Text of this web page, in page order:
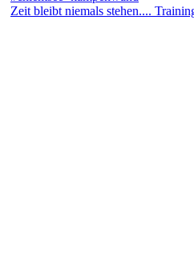
Zeit bleibt niemals stehen....